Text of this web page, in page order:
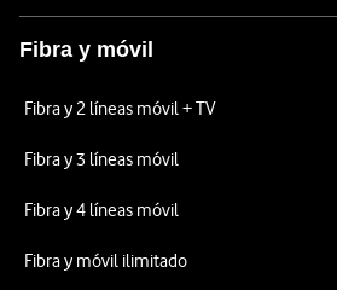
Fibra y móvil
Fibra y 2 líneas móvil + TV
Fibra y 3 líneas móvil
Fibra y 4 líneas móvil
Fibra y móvil ilimitado